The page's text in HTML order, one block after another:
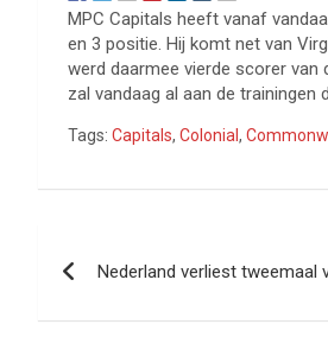
MPC Capitals heeft vanaf
en 3 positie. Hij komt net van
werd daarmee vierde scorer
zal vandaag al aan de trainingen
Tags: Capitals, Colonial ,
navigatie
Nederland verliest tweemaal